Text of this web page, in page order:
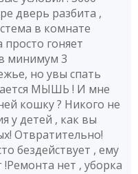
дверь разбита ,
в комнате
просто гоняет
минимум 3
но увы спать
МЫШЬ ! И мне
кошку ? Никого не
у детей , как вы
Отвратительно!
бездействует , ему
нет , уборка